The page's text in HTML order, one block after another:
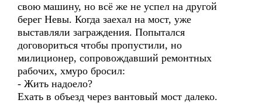
свою машину, но всё же не успел на другой
берег Невы. Когда заехал на мост, уже
выставляли заграждения. Попытался
договориться чтобы пропустили, но
милиционер, сопровождавший ремонтных
рабочих, хмуро бросил:
- Жить надоело?
Ехать в объезд через вантовый мост далеко.